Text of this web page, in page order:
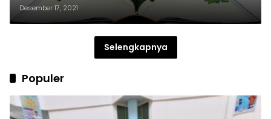
Desember 17, 2021
Selengkapnya
Populer